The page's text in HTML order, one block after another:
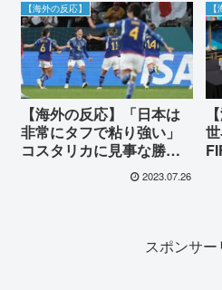
【海外の反応】
【海外の反応】「日本は
非常にタフで粘り強い」
コスタリカに見事な勝利
を収めたなでしこジャパ
ンに海外が称賛！ 2023.07.26
スポンサー